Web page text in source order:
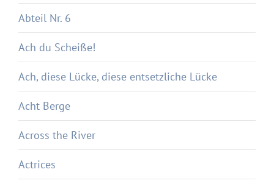
Abteil Nr. 6
Ach du Scheiße!
Ach, diese Lücke, diese entsetzliche Lücke
Acht Berge
Across the River
Actrices